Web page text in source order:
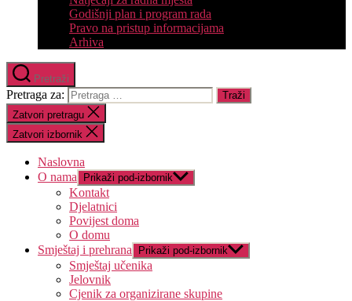
Godišnji plan i program rada
Pravo na pristup informacijama
Arhiva
Pretraži
Pretraga za:
Zatvori pretragu
Zatvori izbornik
Naslovna
O nama
Prikaži pod-izbornik
Kontakt
Djelatnici
Povijest doma
O domu
Smještaj i prehrana
Prikaži pod-izbornik
Smještaj učenika
Jelovnik
Cjenik za organizirane skupine